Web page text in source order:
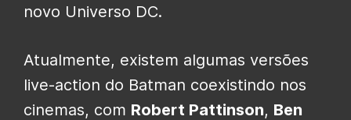
novo Universo DC.
Atualmente, existem algumas versões
live-action do Batman coexistindo nos
cinemas, com Robert Pattinson, Ben